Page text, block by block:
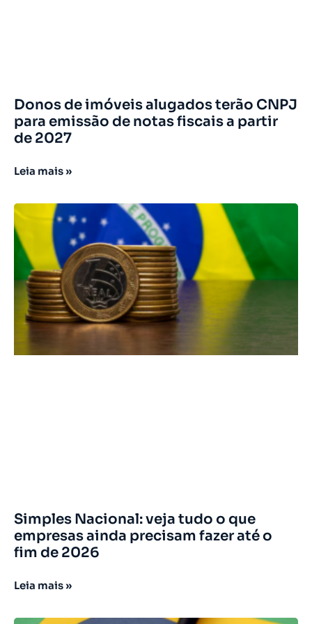
Donos de imóveis alugados terão CNPJ
para emissão de notas fiscais a partir
de 2027
Leia mais »
Simples Nacional: veja tudo o que
empresas ainda precisam fazer até o
fim de 2026
Leia mais »